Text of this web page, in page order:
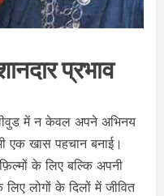
प्रभाव
में न केवल अपने अभिनय
एक खास पहचान बनाई।
के लिए बल्कि अपनी
लोगों के दिलों में जीवित